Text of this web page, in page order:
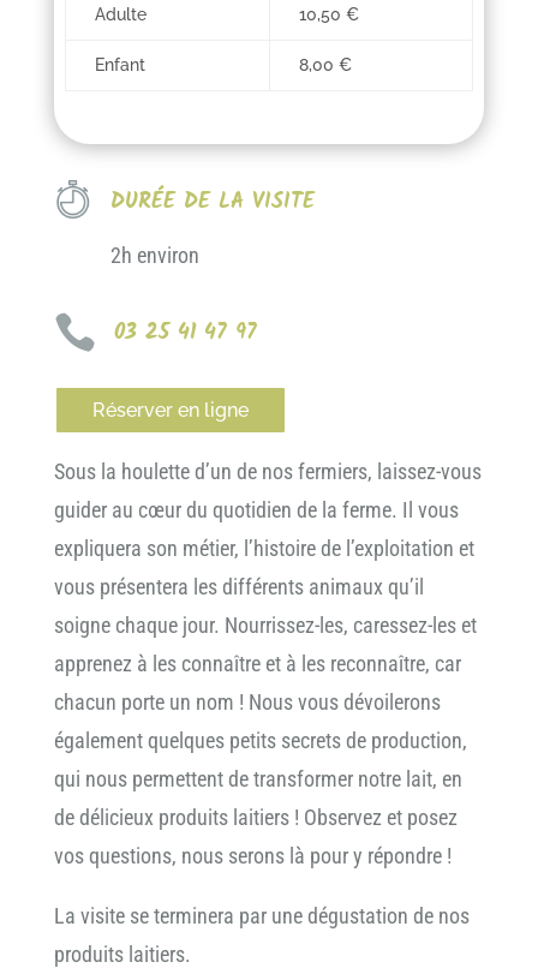
Adulte 10,50 €
Enfant 8,00 €
DURÉE DE LA VISITE
2h environ
 03 25 41 47 97
Réserver en ligne
Sous la houlette d’un de nos fermiers, laissez-vous
guider au cœur du quotidien de la ferme. Il vous
expliquera son métier, l’histoire de l’exploitation et
vous présentera les différents animaux qu’il
soigne chaque jour. Nourrissez-les, caressez-les et
apprenez à les connaître et à les reconnaître, car
chacun porte un nom ! Nous vous dévoilerons
également quelques petits secrets de production,
qui nous permettent de transformer notre lait, en
de délicieux produits laitiers ! Observez et posez
vos questions, nous serons là pour y répondre !
La visite se terminera par une dégustation de nos
produits laitiers.